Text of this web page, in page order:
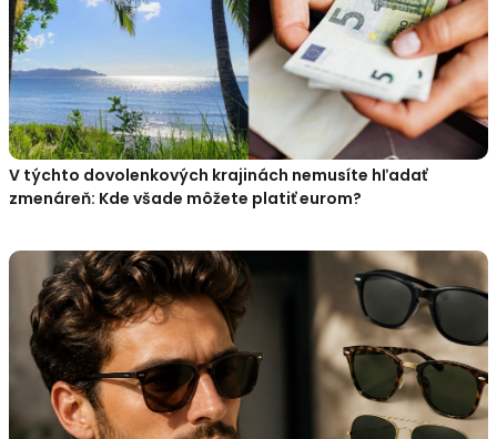
V týchto dovolenkových krajinách nemusíte hľadať
zmenáreň: Kde všade môžete platiť eurom?